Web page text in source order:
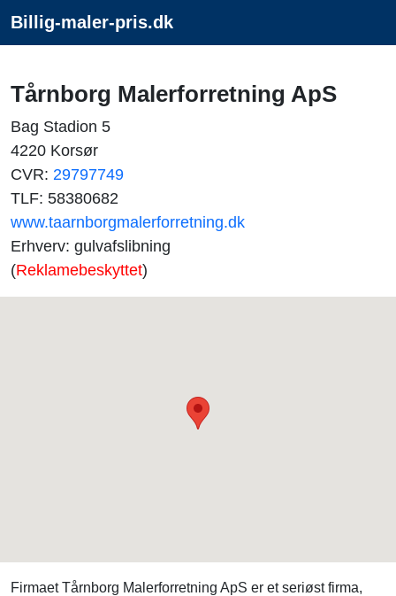
Billig-maler-pris.dk
Tårnborg Malerforretning ApS
Bag Stadion 5
4220 Korsør
CVR: 29797749
TLF: 58380682
www.taarnborgmalerforretning.dk
Erhverv: gulvafslibning
(Reklamebeskyttet)
Firmaet Tårnborg Malerforretning ApS er et seriøst firma,